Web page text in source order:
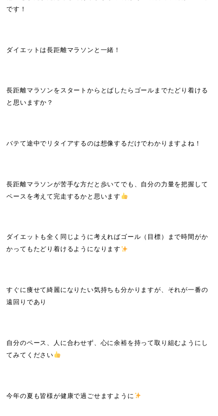
です！
ダイエットは長距離マラソンと一緒！
長距離マラソンをスタートからとばしたらゴールまでたどり着ける
と思いますか？
バテて途中でリタイアするのは想像するだけでわかりますよね！
長距離マラソンが苦手な方だと歩いてでも、自分の力量を把握して
ペースを考えて完走するかと思います
ダイエットも全く同じように考えればゴール（目標）まで時間がか
かってもたどり着けるようになります
すぐに痩せて綺麗になりたい気持ちも分かりますが、それが一番の
遠回りであり
自分のペース、人に合わせず、心に余裕を持って取り組むようにし
てみてください
今年の夏も皆様が健康で過ごせますように